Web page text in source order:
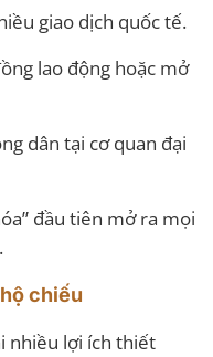
giao dịch quốc tế.
lao động hoặc mở
dân tại cơ quan đại
đầu tiên mở ra mọi
chiếu
nhiều lợi ích thiết